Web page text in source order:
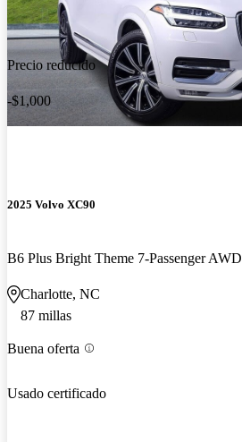
Precio reducido
-$1,000
2025 Volvo XC90
B6 Plus Bright Theme 7-Passenger AWD
Charlotte, NC
87 millas
Buena oferta
Usado certificado